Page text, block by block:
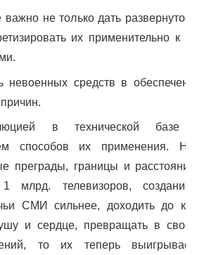
важно не только дать
их применительно к
невоенных средств в
в технической
способов их применения.
преграды, границы и
1 млрд. телевизоров,
СМИ сильнее, доходить до
и сердце, превращать в
то их теперь